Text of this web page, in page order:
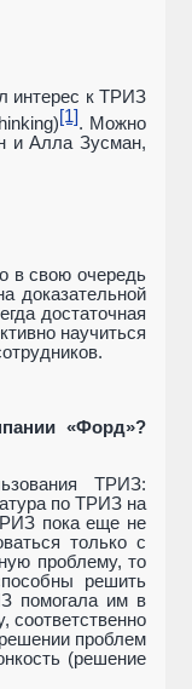
интерес к ТРИЗ
)[1]. Можно
и Алла Зусман,
в свою очередь
доказательной
достаточная
научиться
«Форд»?
ТРИЗ:
по ТРИЗ на
пока еще не
только с
проблему, то
решить
помогала им в
соответственно
проблем
(решение